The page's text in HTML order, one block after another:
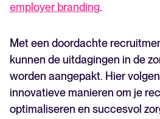
employer branding.
Met een doordachte
kunnen de uitdagingen in de
worden aangepakt. Hier
innovatieve manieren om je
optimaliseren en succesvol